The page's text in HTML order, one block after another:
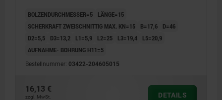
BOLZENDURCHMESSER=5
LÄNGE=15
SCHERKRAFT ZWEISCHNITTIG MAX. KN=15
B=17,6
D=46
D2=5,5
D3=13,2 L1=5,9 L2=25 L3=19,4
L5=20,9
AUFNAHME- BOHRUNG H11=5
Bestellnummer: 03422-204605015
16,13 €
zzgl. MwSt.
DETAILS